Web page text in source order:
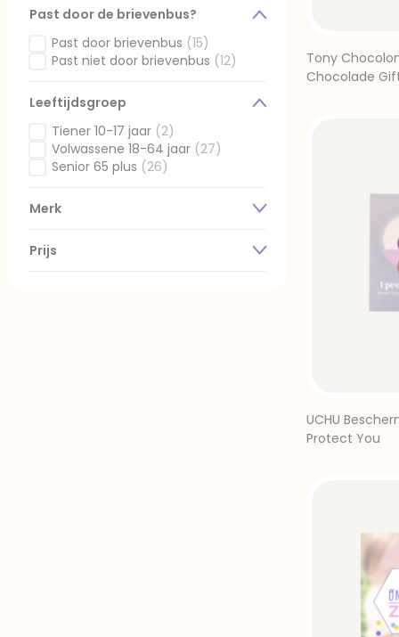
Past door de brievenbus?
Past door brievenbus (15)
Gefilterd op Past door de brievenbus?: Past door
Past niet door brievenbus (12)
Gefilterd op Past door de brievenbus?: Past niet door
Leeftijdsgroep
Tiener 10-17 jaar (2)
Gefilterd op Leeftijdsgroep: Tiener 10-17 jaar
Volwassene 18-64 jaar (27)
Gefilterd op Leeftijdsgroep: Volwassene 18-64 jaar
Senior 65 plus (26)
Merk
Prijs
Tony
Chocolade
UCHU
Protect You